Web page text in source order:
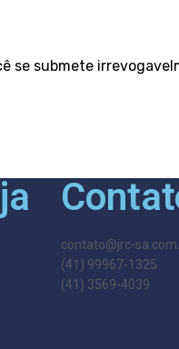
se submete
contato@jrc-
(41) 99967-1325
(41) 3569-4039